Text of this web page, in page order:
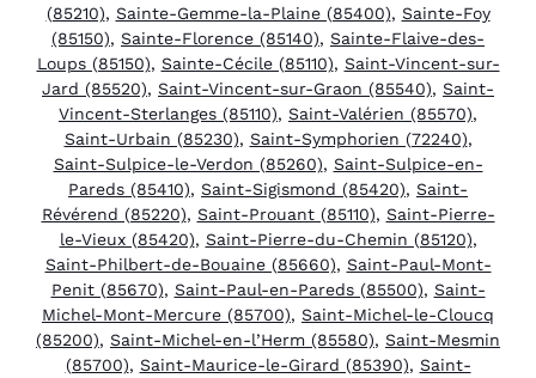
(85210), Sainte-Gemme-la-Plaine (85400), Sainte-Foy
(85150), Sainte-Florence (85140), Sainte-Flaive-des-
Loups (85150), Sainte-Cécile (85110), Saint-Vincent-sur-
Jard (85520), Saint-Vincent-sur-Graon (85540), Saint-
Vincent-Sterlanges (85110), Saint-Valérien (85570),
Saint-Urbain (85230), Saint-Symphorien (72240),
Saint-Sulpice-le-Verdon (85260), Saint-Sulpice-en-
Pareds (85410), Saint-Sigismond (85420), Saint-
Révérend (85220), Saint-Prouant (85110), Saint-Pierre-
le-Vieux (85420), Saint-Pierre-du-Chemin (85120),
Saint-Philbert-de-Bouaine (85660), Saint-Paul-Mont-
Penit (85670), Saint-Paul-en-Pareds (85500), Saint-
Michel-Mont-Mercure (85700), Saint-Michel-le-Cloucq
(85200), Saint-Michel-en-l’Herm (85580), Saint-Mesmin
(85700), Saint-Maurice-le-Girard (85390), Saint-